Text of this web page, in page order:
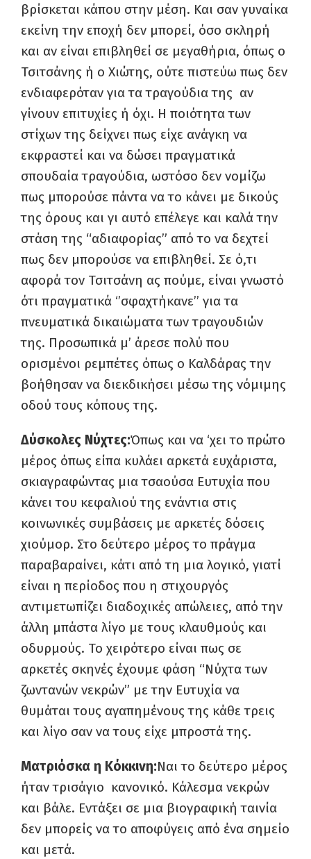
βρίσκεται κάπου στην μέση. Και σαν γυναίκα
εκείνη την εποχή δεν μπορεί, όσο σκληρή
και αν είναι επιβληθεί σε μεγαθήρια, όπως ο
Τσιτσάνης ή ο Χιώτης, ούτε πιστεύω πως δεν
ενδιαφερόταν για τα τραγούδια της αν
γίνουν επιτυχίες ή όχι. Η ποιότητα των
στίχων της δείχνει πως είχε ανάγκη να
εκφραστεί και να δώσει πραγματικά
σπουδαία τραγούδια, ωστόσο δεν νομίζω
πως μπορούσε πάντα να το κάνει με δικούς
της όρους και γι αυτό επέλεγε και καλά την
στάση της “αδιαφορίας” από το να δεχτεί
πως δεν μπορούσε να επιβληθεί. Σε ό,τι
αφορά τον Τσιτσάνη ας πούμε, είναι γνωστό
ότι πραγματικά ‘’σφαχτήκανε’’ για τα
πνευματικά δικαιώματα των τραγουδιών
της. Προσωπικά μ’ άρεσε πολύ που
ορισμένοι ρεμπέτες όπως ο Καλδάρας την
βοήθησαν να διεκδικήσει μέσω της νόμιμης
οδού τους κόπους της.
Δύσκολες Νύχτες:Όπως και να ‘χει το πρώτο
μέρος όπως είπα κυλάει αρκετά ευχάριστα,
σκιαγραφώντας μια τσαούσα Ευτυχία που
κάνει του κεφαλιού της ενάντια στις
κοινωνικές συμβάσεις με αρκετές δόσεις
χιούμορ. Στο δεύτερο μέρος το πράγμα
παραβαραίνει, κάτι από τη μια λογικό, γιατί
είναι η περίοδος που η στιχουργός
αντιμετωπίζει διαδοχικές απώλειες, από την
άλλη μπάστα λίγο με τους κλαυθμούς και
οδυρμούς. Το χειρότερο είναι πως σε
αρκετές σκηνές έχουμε φάση “Νύχτα των
ζωντανών νεκρών” με την Ευτυχία να
θυμάται τους αγαπημένους της κάθε τρεις
και λίγο σαν να τους είχε μπροστά της.
Ματριόσκα η Κόκκινη:Ναι το δεύτερο μέρος
ήταν τρισάγιο κανονικό. Κάλεσμα νεκρών
και βάλε. Εντάξει σε μια βιογραφική ταινία
δεν μπορείς να το αποφύγεις από ένα σημείο
και μετά.